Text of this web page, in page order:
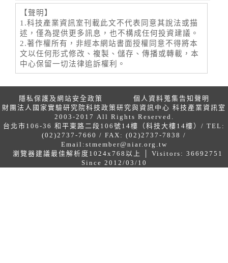
【聲明】
1.科技產業資訊室刊載此文不代表同意其說法或描
述，僅為提供更多訊息，也不構成任何投資建議。
2.著作權所有，非經本網站書面授權同意不得將本
文以任何形式修改、複製、儲存、傳播或轉載，本
中心保留一切法律追訴權利。
隱私保護及網站安全政策
個人資料蒐集告知聲明
財團法人國家實驗研究院科技政策研究與資訊中心 科技產業資訊室
2003-2017 All Rights Reserved.
台北市106-36 和平東路二段106號14樓（科技大樓14樓）/ TEL:
(02)2737-7660 / FAX: (02)2737-7838 /
Email: stmember@niar.org.tw
瀏覽器建議最佳解析度1024x768以上 │ Visitors: 36692751
Since 2012/03/10